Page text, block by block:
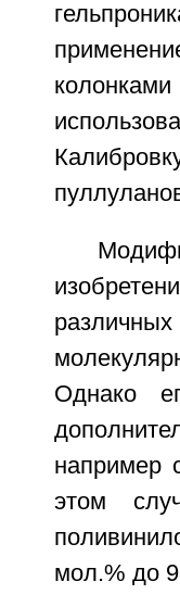
Однако
например
этом
мол.% до